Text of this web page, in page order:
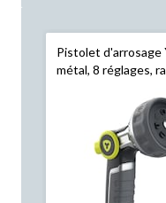
Pistolet d'arrosage
métal, 8 réglages,